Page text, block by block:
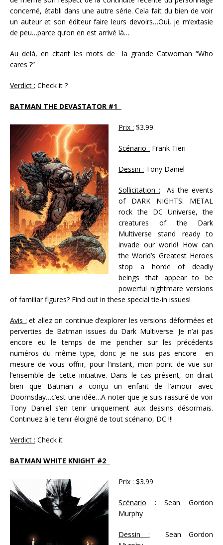
concerné, établi dans une autre série. Cela fait du bien de voir
un auteur et son éditeur faire leurs devoirs…Oui, je m’extasie
de peu…parce qu’on en est arrivé là…
Au delà, en citant les mots de la grande Catwoman “Who
cares ?”
Verdict : Check it ?
BATMAN THE DEVASTATOR #1
Prix : $3.99
Scénario : Frank Tieri
Dessin : Tony Daniel
Sollicitation : As the events
of DARK NIGHTS: METAL
rock the DC Universe, the
creatures of the Dark
Multiverse stand ready to
invade our world! How can
the World’s Greatest Heroes
stop a horde of deadly
beings that appear to be
powerful nightmare versions
of familiar figures? Find out in these special tie-in issues!
Avis : et allez on continue d’explorer les versions déformées et
perverties de Batman issues du Dark Multiverse. Je n’ai pas
encore eu le temps de me pencher sur les précédents
numéros du même type, donc je ne suis pas encore en
mesure de vous offrir, pour l’instant, mon point de vue sur
l’ensemble de cette initiative. Dans le cas présent, on dirait
bien que Batman a conçu un enfant de l’amour avec
Doomsday…c’est une idée…A noter que je suis rassuré de voir
Tony Daniel s’en tenir uniquement aux dessins désormais.
Continuez à le tenir éloigné de tout scénario, DC !!!
Verdict : Check it
BATMAN WHITE KNIGHT #2
Prix : $3.99
Scénario : Sean Gordon
Murphy
Dessin : Sean Gordon